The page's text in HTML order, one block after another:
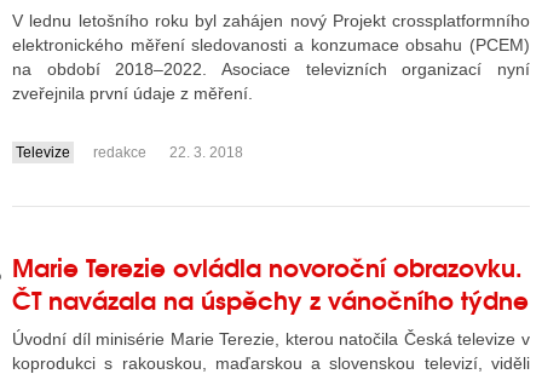
STÁT BLOGEREM
BLOGERA
DISKUTÉRA NA RADIOTV
V lednu letošního roku byl zahájen nový Projekt crossplatformního
elektronického měření sledovanosti a konzumace obsahu (PCEM)
na období 2018–2022. Asociace televizních organizací nyní
zveřejnila první údaje z měření.
....
Televize redakce 22. 3. 2018
Marie Terezie ovládla novoroční obrazovku.
ČT navázala na úspěchy z vánočního týdne
Úvodní díl minisérie Marie Terezie, kterou natočila Česká televize v
koprodukci s rakouskou, maďarskou a slovenskou televizí, viděli